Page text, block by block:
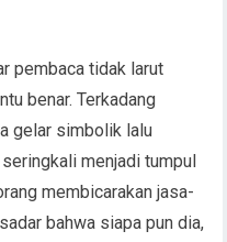
pembaca tidak larut
benar. Terkadang
gelar simbolik lalu
menjadi tumpul
membicarakan jasa-
bahwa siapa pun dia,